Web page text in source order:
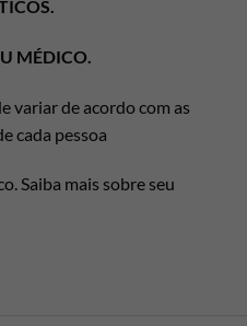
MÉDICO.
variar de acordo com as
cada pessoa
Saiba mais sobre seu